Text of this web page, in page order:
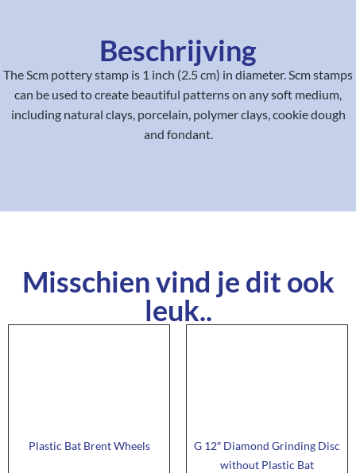
Beschrijving
The Scm pottery stamp is 1 inch (2.5 cm) in diameter. Scm stamps
can be used to create beautiful patterns on any soft medium,
including natural clays, porcelain, polymer clays, cookie dough
and fondant.
Misschien vind je dit ook
leuk..
Plastic Bat Brent Wheels
G 12″ Diamond Grinding Disc
without Plastic Bat